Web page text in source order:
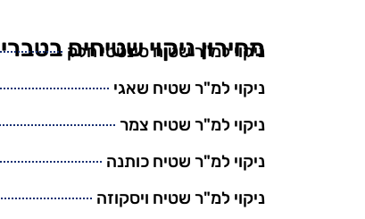
מחירון ניקוי שטיחים
ניקוי למ"ר שטיח סינטטי חלק
ניקוי למ"ר שטיח שאגי
ניקוי למ"ר שטיח צמר
ניקוי למ"ר שטיח כותנה
ניקוי למ"ר שטיח ויסקוזה